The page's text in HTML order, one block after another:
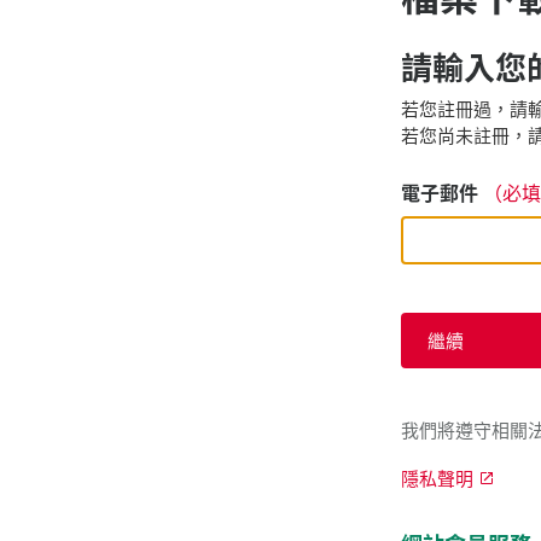
請輸入
若您註冊過，請
若您尚未註冊，
電子郵件 （必
繼續
我們將遵守相關
隱私聲明